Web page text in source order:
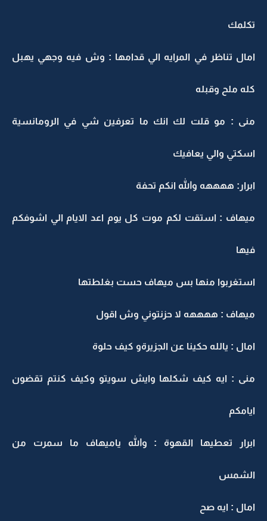
تكلمك
امال تناظر في المرايه الي قدامها : وش فيه وجهي يهبل
كله ملح وقبله
منى : مو قلت لك انك ما تعرفين شي في الرومانسية
اسكتي والي يعافيك
ابرار: ههههه والله انكم تحفة
ميهاف : استقت لكم موت كل يوم اعد الايام الي اشوفكم
فيها
استغربوا منها بس ميهاف حست بغلطتها
ميهاف : ههههه لا حزنتوني وش اقول
امال : يالله حكينا عن الجزيرةو كيف حلوة
منى : ايه كيف شكلها وايش سويتو وكيف كنتم تقضون
ايامكم
ابرار تعطيها القهوة : والله ياميهاف ما سمرت من
الشمس
امال : ايه صح